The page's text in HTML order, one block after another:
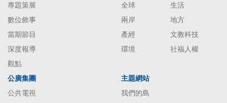
專題策展
數位敘事
當期節目
深度報導
觀點
全球
生活
兩岸
地方
產經
文教科技
環境
社福人權
公廣集團
公共電視
主題網站
我們的島